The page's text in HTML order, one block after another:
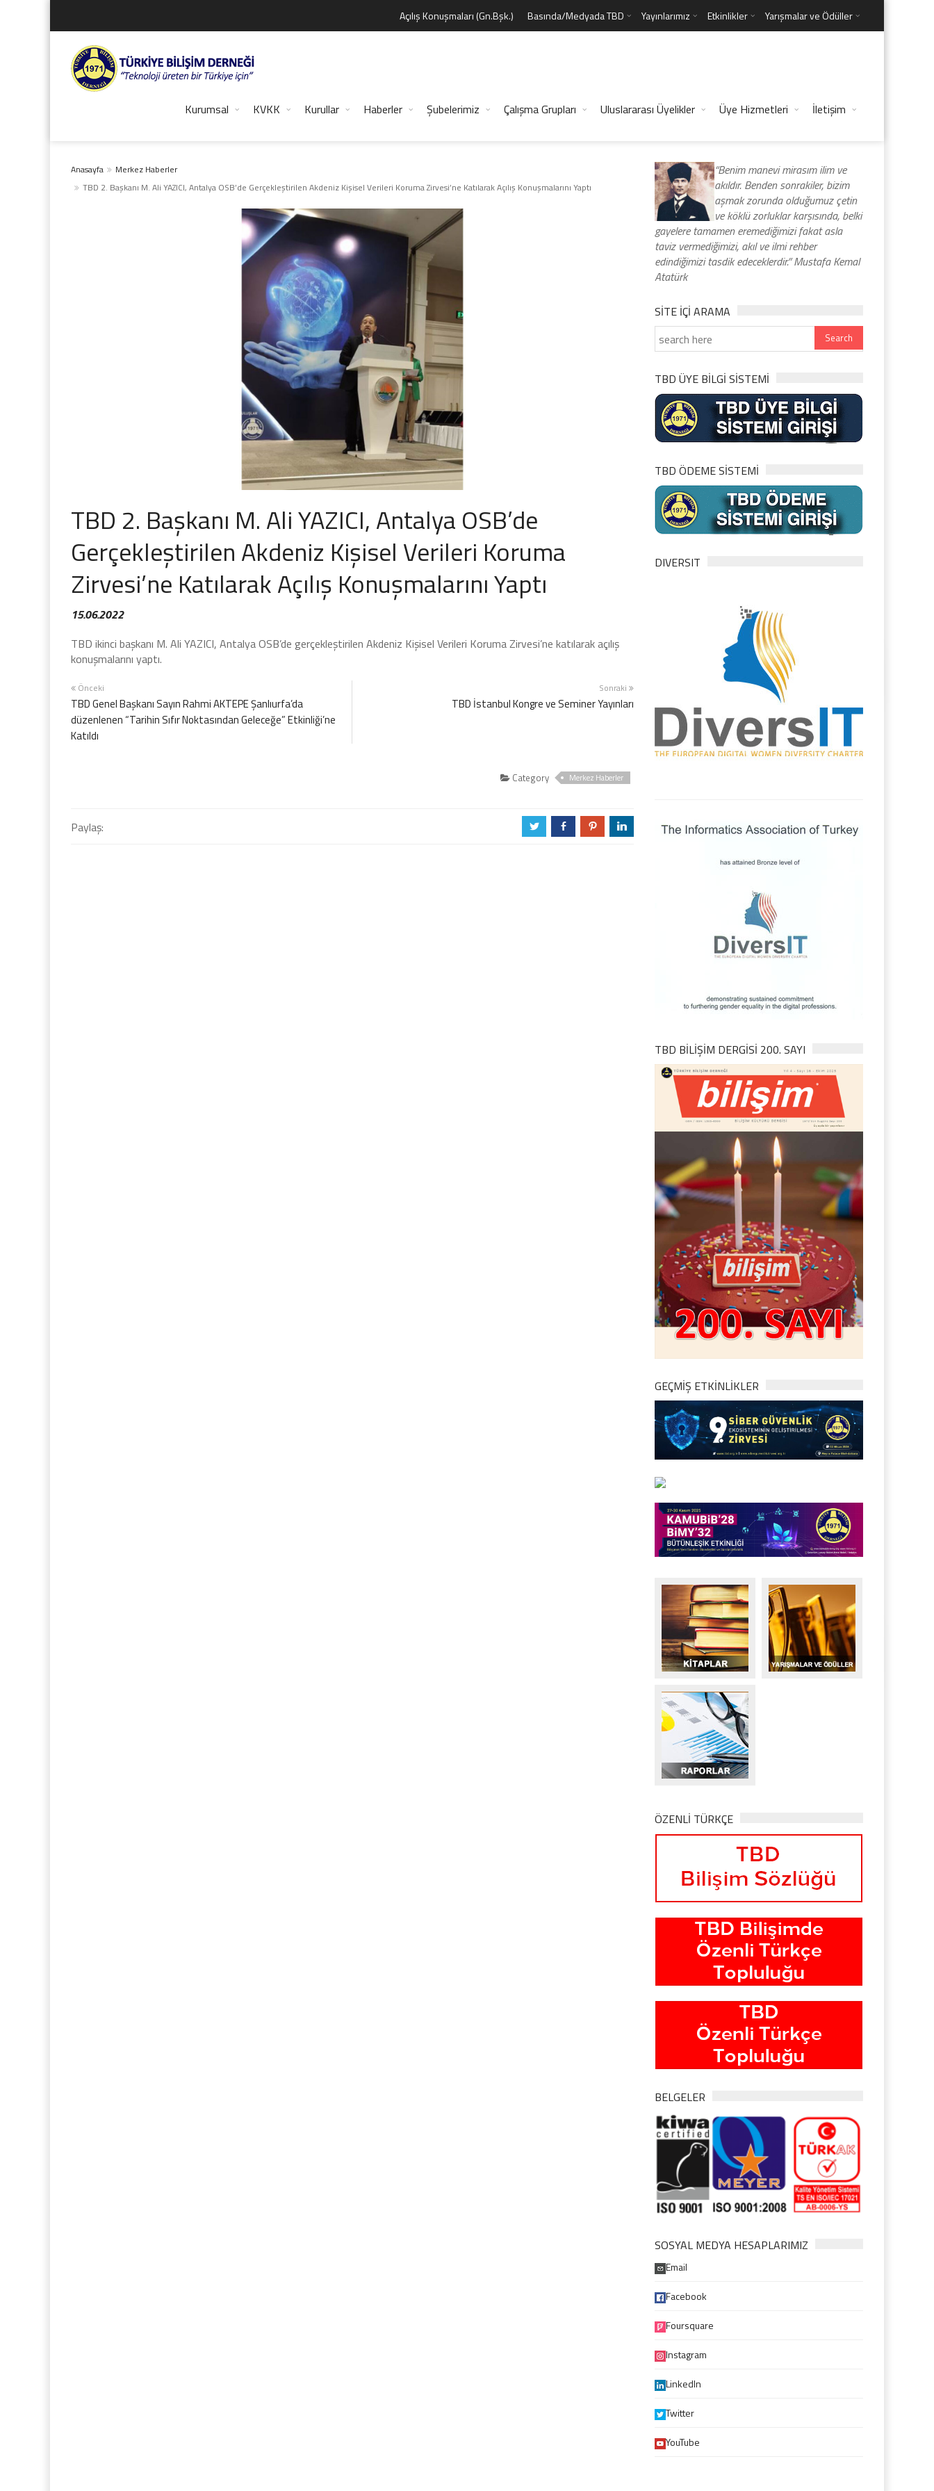
Açılış Konuşmaları (Gn.Bşk.) Basında/Medyada TBD Yayınlarımız Etkinlikler Yarışmalar ve Ödüller
Kurumsal KVKK Kurullar Haberler Şubelerimiz Çalışma Grupları Uluslararası Üyelikler Üye Hizmetleri İletişim
Anasayfa
Merkez Haberler
TBD 2. Başkanı M. Ali YAZICI, Antalya OSB’de Gerçekleştirilen Akdeniz Kişisel Verileri Koruma Zirvesi’ne Katılarak Açılış Konuşmalarını Yaptı
TBD 2. Başkanı M. Ali YAZICI, Antalya OSB’de
Gerçekleştirilen Akdeniz Kişisel Verileri Koruma
Zirvesi’ne Katılarak Açılış Konuşmalarını Yaptı
15.06.2022
TBD ikinci başkanı M. Ali YAZICI, Antalya OSB’de gerçekleştirilen Akdeniz Kişisel Verileri Koruma Zirvesi’ne katılarak açılış
konuşmalarını yaptı.
Önceki
TBD Genel Başkanı Sayın Rahmi AKTEPE Şanlıurfa’da
düzenlenen “Tarihin Sıfır Noktasından Geleceğe” Etkinliği’ne
Katıldı
Sonraki
TBD İstanbul Kongre ve Seminer Yayınları
Category Merkez Haberler
Paylaş: a b d j
“Benim manevi mirasım ilim ve
akıldır. Benden sonrakiler, bizim
aşmak zorunda olduğumuz çetin
ve köklü zorluklar karşısında, belki
gayelere tamamen eremediğimizi fakat asla
taviz vermediğimizi, akıl ve ilmi rehber
edindiğimizi tasdik edeceklerdir.” Mustafa Kemal
Atatürk
SITE IÇI ARAMA
TBD ÜYE BİLGİ SİSTEMİ
TBD ÖDEME SİSTEMİ
DIVERSIT
TBD BILIŞIM DERGISI 200. SAYI
GEÇMİŞ ETKİNLİKLER
ÖZENLİ TÜRKÇE
BELGELER
SOSYAL MEDYA HESAPLARIMIZ
Email
Facebook
Foursquare
Instagram
LinkedIn
Twitter
YouTube